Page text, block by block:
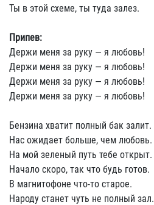
Ты в этой схеме, ты туда залез.
Припев:
Держи меня за руку — я любовь!
Держи меня за руку — я любовь!
Держи меня за руку — я любовь!
Держи меня за руку — я любовь!
Бензина хватит полный бак залит.
Нас ожидает больше, чем любовь.
На мой зеленый путь тебе открыт.
Начало скоро, так что будь готов.
В магнитофоне что-то старое.
Народу станет чуть не полный зал.